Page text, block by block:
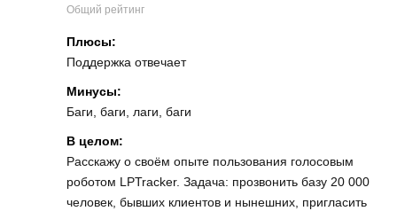
Общий рейтинг
Плюсы:
Поддержка отвечает
Минусы:
Баги, баги, лаги, баги
В целом:
Расскажу о своём опыте пользования голосовым
роботом LPTracker. Задача: прозвонить базу 20 000
человек, бывших клиентов и нынешних, пригласить